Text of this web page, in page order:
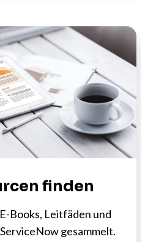
finden
Books, Leitfäden und
gesammelt.